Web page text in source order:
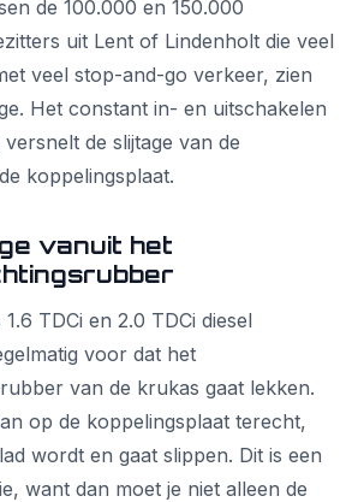
de 100.000 en 150.000
uit Lent of Lindenholt die veel
veel stop-and-go verkeer, zien
Het constant in- en uitschakelen
de slijtage van de
koppelingsplaat.
vanuit het
TDCi en 2.0 TDCi diesel
voor dat het
van de krukas gaat lekken.
op de koppelingsplaat terecht,
wordt en gaat slippen. Dit is een
want dan moet je niet alleen de